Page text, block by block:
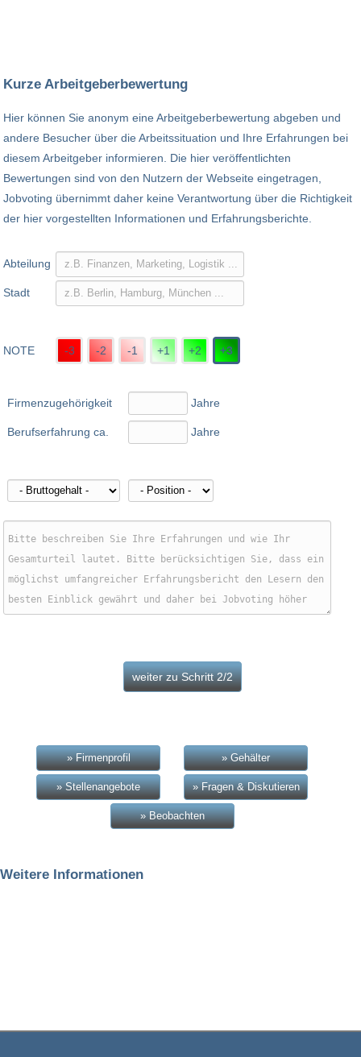
Kurze Arbeitgeberbewertung
Hier können Sie anonym eine Arbeitgeberbewertung abgeben und
andere Besucher über die Arbeitssituation und Ihre Erfahrungen bei
diesem Arbeitgeber informieren. Die hier veröffentlichten
Bewertungen sind von den Nutzern der Webseite eingetragen,
Jobvoting übernimmt daher keine Verantwortung über die Richtigkeit
der hier vorgestellten Informationen und Erfahrungsberichte.
Abteilung
Stadt
NOTE -3 -2 -1 +1 +2 +3
Firmenzugehörigkeit
Berufserfahrung ca.
Jahre
Jahre
» Firmenprofil » Gehälter
» Stellenangebote » Fragen & Diskutieren
» Beobachten
Weitere Informationen